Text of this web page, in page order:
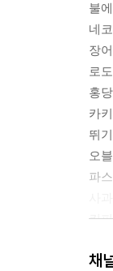
불
네
장어
로
홍
카
뛰
오
파
킨
스
채